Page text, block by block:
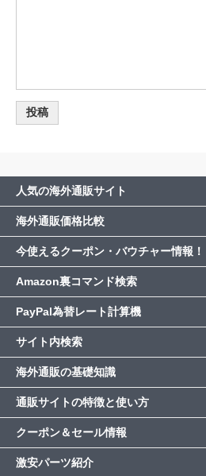
人気の海外通販サイト
海外通販価格比較
今使えるクーポン・バウチャー情報！
Amazon裏コマンド検索
PayPal為替レート計算機
サイト内検索
海外通販の基礎知識
通販サイトの特徴と使い方
クーポン＆セール情報
激安パーツ紹介